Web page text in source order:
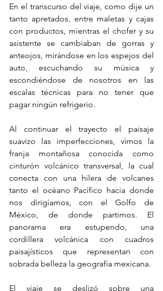
En el transcurso del viaje, como dije un
tanto apretados, entre maletas y cajas
con productos, mientras el chofer y su
asistente se cambiaban de gorras y
anteojos, mirándose en los espejos del
auto, escuchando su música y
escondiéndose de nosotros en las
escalas técnicas para no tener que
pagar ningún refrigerio.
Al continuar el trayecto el paisaje
suavizo las imperfecciones, vimos la
franja montañosa conocida como
cinturón volcánico transversal, la cual
conecta con una hilera de volcanes
tanto el océano Pacífico hacia donde
nos dirigíamos, con el Golfo de
México, de donde partimos. El
panorama era estupendo, una
cordillera volcánica con cuadros
paisajísticos que representan con
sobrada belleza la geografía mexicana.
El viaje se deslizó sobre una